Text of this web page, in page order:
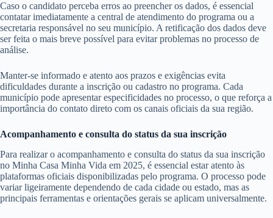
Caso o candidato perceba erros ao preencher os dados, é essencial
contatar imediatamente a central de atendimento do programa ou a
secretaria responsável no seu município. A retificação dos dados deve
ser feita o mais breve possível para evitar problemas no processo de
análise.
Manter-se informado e atento aos prazos e exigências evita
dificuldades durante a inscrição ou cadastro no programa. Cada
município pode apresentar especificidades no processo, o que reforça a
importância do contato direto com os canais oficiais da sua região.
Acompanhamento e consulta do status da sua inscrição
Para realizar o acompanhamento e consulta do status da sua inscrição
no Minha Casa Minha Vida em 2025, é essencial estar atento às
plataformas oficiais disponibilizadas pelo programa. O processo pode
variar ligeiramente dependendo de cada cidade ou estado, mas as
principais ferramentas e orientações gerais se aplicam universalmente.